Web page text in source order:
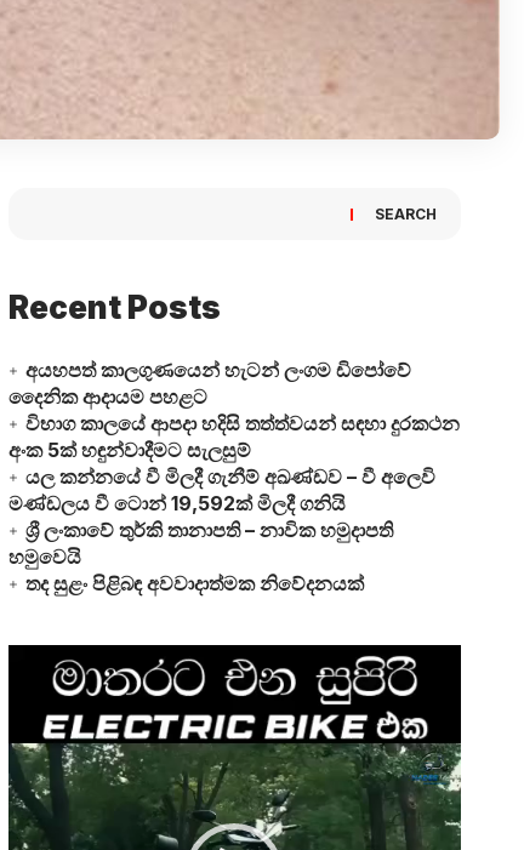
SEARCH
Recent Posts
අයහපත් කාලගුණයෙන් හැටන් ලංගම ඩිපෝවේ
දෛනික ආදායම පහළට
විභාග කාලයේ ආපදා හදිසි තත්ත්වයන් සඳහා දුරකථන
අංක 5ක් හඳුන්වාදීමට සැලසුම්
යල කන්නයේ වී මිලදී ගැනීම් අඛණ්ඩව – වී අලෙවි
මණ්ඩලය වී ටොන් 19,592ක් මිලදී ගනියි
ශ්‍රී ලංකාවේ තුර්කි තානාපති – නාවික හමුදාපති
හමුවෙයි
තද සුළං පිළිබඳ අවවාදාත්මක නිවේදනයක්
Video
Player